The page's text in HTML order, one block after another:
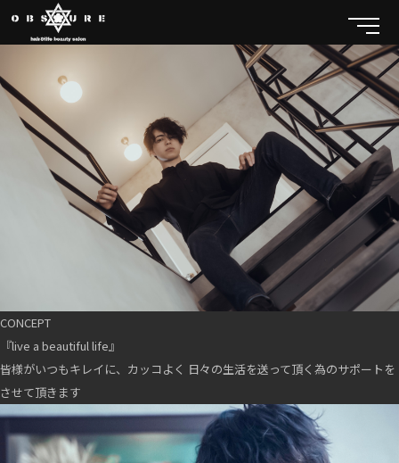
CONCEPT
『live a beautiful life』
皆様がいつもキレイに、カッコよく 日々の生活を送って頂く為のサポートを
させて頂きます